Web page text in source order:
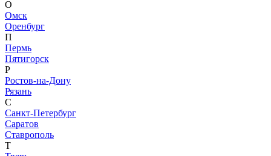
О
Омск
Оренбург
П
Пермь
Пятигорск
Р
Ростов-на-Дону
Рязань
С
Санкт-Петербург
Саратов
Ставрополь
Т